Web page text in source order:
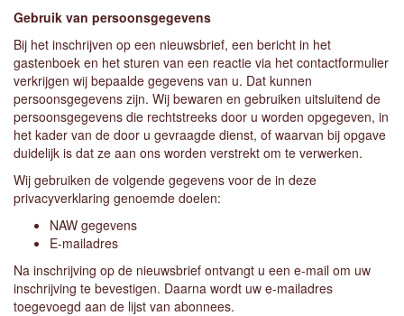
Gebruik van persoonsgegevens
Bij het inschrijven op een nieuwsbrief, een bericht in het
gastenboek en het sturen van een reactie via het contactformulier
verkrijgen wij bepaalde gegevens van u. Dat kunnen
persoonsgegevens zijn. Wij bewaren en gebruiken uitsluitend de
persoonsgegevens die rechtstreeks door u worden opgegeven, in
het kader van de door u gevraagde dienst, of waarvan bij opgave
duidelijk is dat ze aan ons worden verstrekt om te verwerken.
Wij gebruiken de volgende gegevens voor de in deze
privacyverklaring genoemde doelen:
NAW gegevens
E-mailadres
Na inschrijving op de nieuwsbrief ontvangt u een e-mail om uw
inschrijving te bevestigen. Daarna wordt uw e-mailadres
toegevoegd aan de lijst van abonnees.